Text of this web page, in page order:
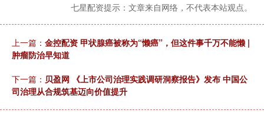
七星配资提示：文章来自网络，不代表本站观点。
上一篇： 金控配资 甲状腺癌被称为“懒癌”，但这件事千万不能懒 |
肿瘤防治早知道
下一篇： 贝盈网 《上市公司治理实践调研洞察报告》发布 中国公
司治理从合规筑基迈向价值提升